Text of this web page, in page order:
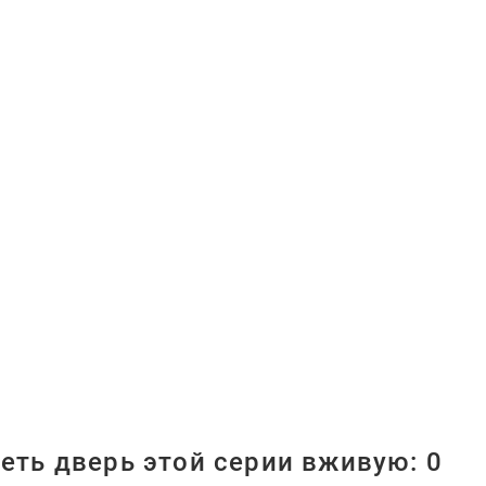
дверь этой серии вживую: 0